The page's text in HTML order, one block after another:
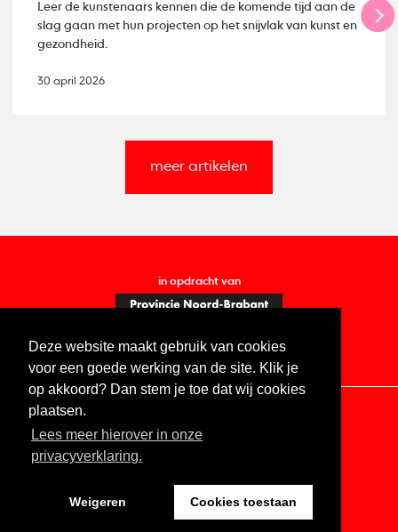
Deze website maakt gebruik van cookies
voor een goede werking van de site. Klik je
op akkoord? Dan stem je toe dat wij cookies
plaatsen.
Lees meer hierover in onze
privacyverklaring.
Weigeren Cookies toestaan
Leer de kunstenaars kennen die de komende tijd aan de
slag gaan met hun projecten op het snijvlak van kunst en
gezondheid.
30 april 2026
meer artikelen
in opdracht van
Contact Vacatures ANBI
Digitale toegankelijkheid